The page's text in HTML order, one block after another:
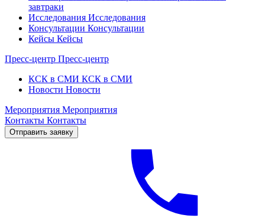
завтраки
Исследования Исследования
Консультации Консультации
Кейсы Кейсы
Пресс-центр Пресс-центр
КСК в СМИ КСК в СМИ
Новости Новости
Мероприятия Мероприятия
Контакты Контакты
Отправить заявку